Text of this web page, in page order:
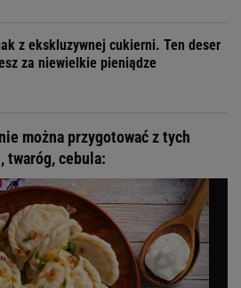
z ekskluzywnej cukierni. Ten deser
za niewielkie pieniądze
można przygotować z tych
twaróg, cebula: